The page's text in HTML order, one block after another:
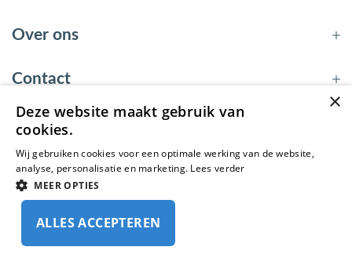
Over ons
Contact
×
Deze website maakt gebruik van
cookies.
Wij gebruiken cookies voor een optimale werking van de website,
analyse, personalisatie en marketing. Lees verder
MEER OPTIES
ALLES ACCEPTEREN